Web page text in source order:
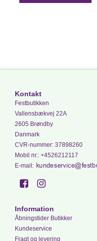
Kontakt
Festbutikken
Vallensbækvej 22A
2605 Brøndby
Danmark
CVR-nummer: 37898260
Mobil nr.: +4526212117
E-mail:
Information
Åbningstider Butikker
Kundeservice
Fragt og levering